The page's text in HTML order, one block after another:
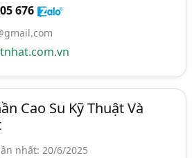
676
Cao Su Kỹ Thuật Và
nhất: 20/6/2025